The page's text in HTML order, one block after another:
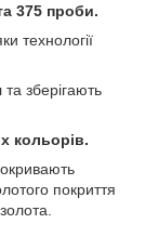
375 проби.
технології
та зберігають
кольорів.
покриття